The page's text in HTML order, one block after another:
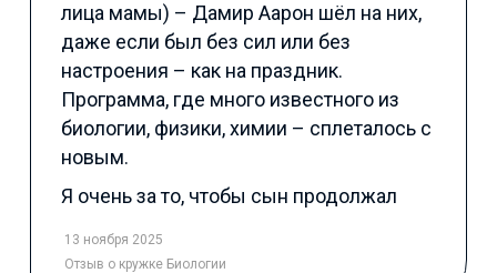
лица мамы) – Дамир Аарон шёл на них,
даже если был без сил или без
настроения – как на праздник.
Программа, где много известного из
биологии, физики, химии – сплеталось с
новым.
Я очень за то, чтобы сын продолжал
13 ноября 2025
Отзыв о кружке Биологии